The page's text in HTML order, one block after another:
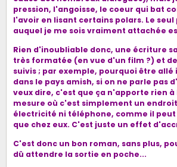
pression, l'angoisse, le coeur qui bat
l'avoir en lisant certains polars. Le seul
auquel je me sois vraiment attachée
Rien d'inoubliable donc, une écriture
très formatée (en vue d'un film ?) et
suivis ; par exemple, pourquoi être
dans le pays amish, si on ne parle pas
veux dire, c'est que ça n'apporte rien
mesure où c'est simplement un
électricité ni téléphone, comme il peut
que chez eux. C'est juste un effet
C'est donc un bon roman, sans plus,
dû attendre la sortie en poche...